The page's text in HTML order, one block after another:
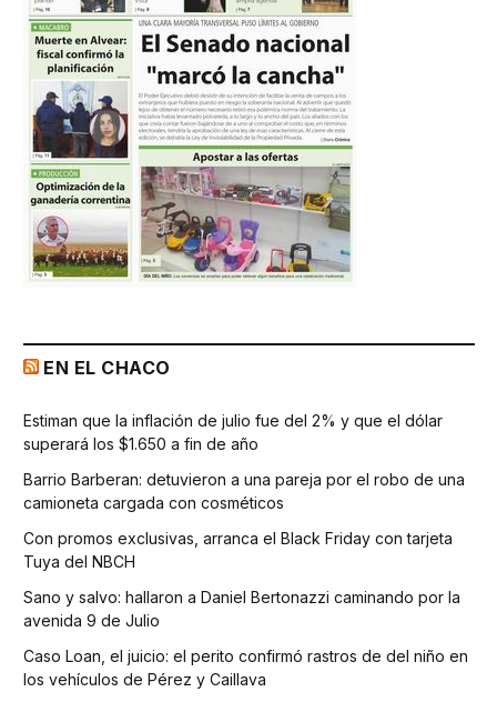
EN EL CHACO
Estiman que la inflación de julio fue del 2% y que el dólar
superará los $1.650 a fin de año
Barrio Barberan: detuvieron a una pareja por el robo de una
camioneta cargada con cosméticos
Con promos exclusivas, arranca el Black Friday con tarjeta
Tuya del NBCH
Sano y salvo: hallaron a Daniel Bertonazzi caminando por la
avenida 9 de Julio
Caso Loan, el juicio: el perito confirmó rastros de del niño en
los vehículos de Pérez y Caillava